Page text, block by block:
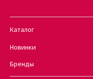
Каталог
Новинки
Бренды